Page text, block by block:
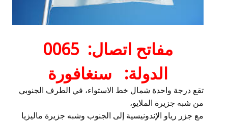
مفاتح اتصال: 0065
الدولة: سنغافورة
تقع درجة واحدة شمال خط الاستواء، في الطرف الجنوبي
من شبه جزيرة الملايو،
مع جزر رياو الإندونيسية إلى الجنوب وشبه جزيرة ماليزيا